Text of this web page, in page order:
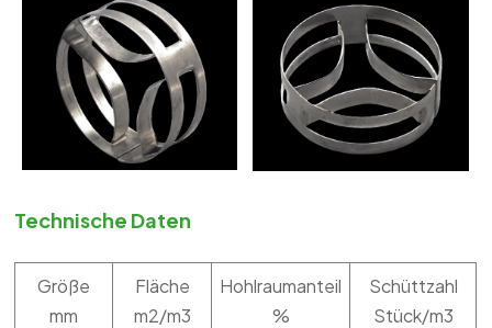
Technische Daten
Größe
mm
Fläche
m2/m3
Hohlraumanteil
%
Schüttzahl
Stück/m3